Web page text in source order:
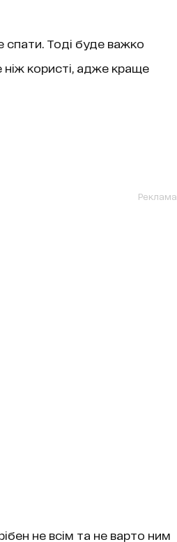
Тоді буде важко
ніж користі, адже краще
Реклама
не всім та не варто ним